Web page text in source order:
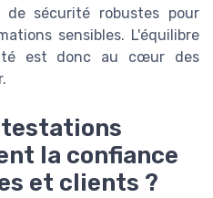
de sécurité robustes pour
sensibles. L'équilibre
est donc au cœur des
la confiance
et clients ?